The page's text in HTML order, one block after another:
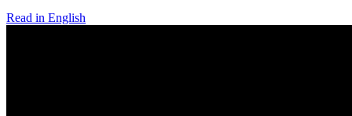
Read in English